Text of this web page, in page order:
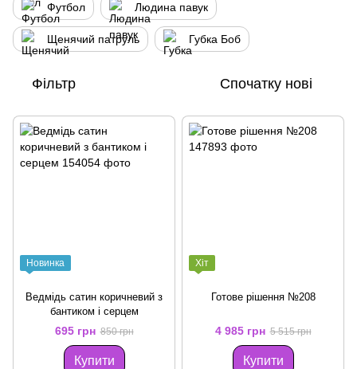
Футбол Людина павук
Щенячий патруль Губка Боб
Фільтр Спочатку нові
Новинка
Ведмідь сатин коричневий з
бантиком і серцем
695 грн 850 грн
Купити
Хіт
Готове рішення №208
4 985 грн 5 515 грн
Купити